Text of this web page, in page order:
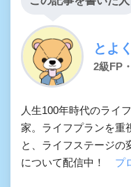
とよ
2級FP
人生100年時代のライ
家。ライフプランを重
と、ライフステージの
について配信中！ プ